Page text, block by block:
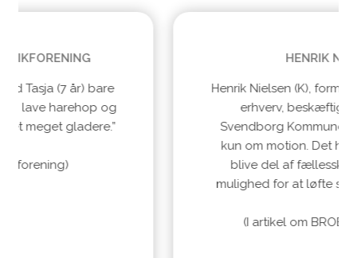
Henrik Nielsen (K), formand for udvalget for
erhverv, beskæftigelse og kultur i
Svendborg Kommune: “Det handler ikke
kun om motion. Det handler også om at
blive del af fællesskaber, hvor der er
mulighed for at løfte sig og få et godt liv.”
(I artikel om BROEN Svendborg)